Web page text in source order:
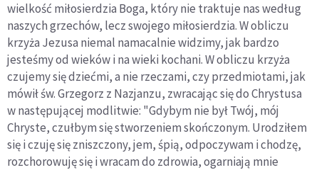
wielkość miłosierdzia Boga, który nie traktuje nas według
naszych grzechów, lecz swojego miłosierdzia. W obliczu
krzyża Jezusa niemal namacalnie widzimy, jak bardzo
jesteśmy od wieków i na wieki kochani. W obliczu krzyża
czujemy się dziećmi, a nie rzeczami, czy przedmiotami, jak
mówił św. Grzegorz z Nazjanzu, zwracając się do Chrystusa
w następującej modlitwie: "Gdybym nie był Twój, mój
Chryste, czułbym się stworzeniem skończonym. Urodziłem
się i czuję się zniszczony, jem, śpią, odpoczywam i chodzę,
rozchorowuję się i wracam do zdrowia, ogarniają mnie